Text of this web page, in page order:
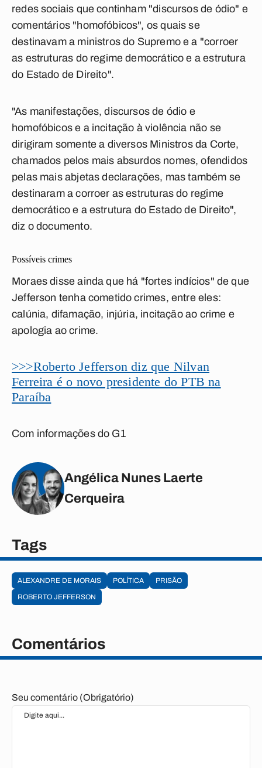
redes sociais que continham "discursos de ódio" e
comentários "homofóbicos", os quais se
destinavam a ministros do Supremo e a "corroer
as estruturas do regime democrático e a estrutura
do Estado de Direito".
"As manifestações, discursos de ódio e
homofóbicos e a incitação à violência não se
dirigiram somente a diversos Ministros da Corte,
chamados pelos mais absurdos nomes, ofendidos
pelas mais abjetas declarações, mas também se
destinaram a corroer as estruturas do regime
democrático e a estrutura do Estado de Direito",
diz o documento.
Possíveis crimes
Moraes disse ainda que há "fortes indícios" de que
Jefferson tenha cometido crimes, entre eles:
calúnia, difamação, injúria, incitação ao crime e
apologia ao crime.
>>>Roberto Jefferson diz que Nilvan
Ferreira é o novo presidente do PTB na
Paraíba
Com informações do G1
Angélica Nunes Laerte
Cerqueira
Tags
ALEXANDRE DE MORAIS POLÍTICA
PRISÃO
ROBERTO JEFFERSON
Comentários
Seu comentário (Obrigatório)